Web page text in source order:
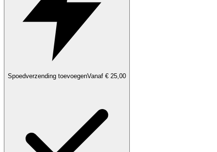
Spoedverzending toevoegenVanaf € 25,00